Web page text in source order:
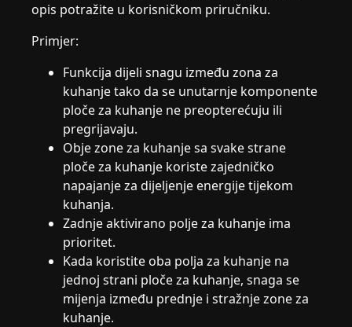
opis potražite u korisničkom priručniku.
Primjer:
Funkcija dijeli snagu između zona za
kuhanje tako da se unutarnje komponente
ploče za kuhanje ne preopterećuju ili
pregrijavaju.
Obje zone za kuhanje sa svake strane
ploče za kuhanje koriste zajedničko
napajanje za dijeljenje energije tijekom
kuhanja.
Zadnje aktivirano polje za kuhanje ima
prioritet.
Kada koristite oba polja za kuhanje na
jednoj strani ploče za kuhanje, snaga se
mijenja između prednje i stražnje zone za
kuhanje.